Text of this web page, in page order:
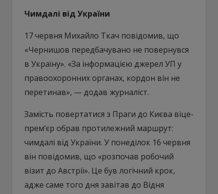
Чимдалі від України
17 червня Михайло Ткач повідомив, що
«Чернишов передбачувано не повернувся
в Україну». «За інформацією джерел УП у
правоохоронних органах, кордон він не
перетинав», — додав журналіст.
Замість повертатися з Праги до Києва віце-
прем’єр обрав протилежний маршрут:
чимдалі від України. У понеділок 16 червня
він повідомив, що «розпочав робочий
візит до Австрії». Це був логічний крок,
адже саме того дня завітав до Відня